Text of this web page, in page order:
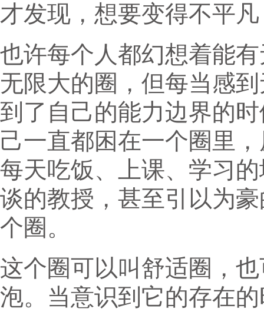
才发现，想要变得不平
也许每个人都幻想着能
无限大的圈，但每当感
到了自己的能力边界的
己一直都困在一个圈里
每天吃饭、上课、学习
谈的教授，甚至引以为
个圈。
这个圈可以叫舒适圈，
泡。当意识到它的存在